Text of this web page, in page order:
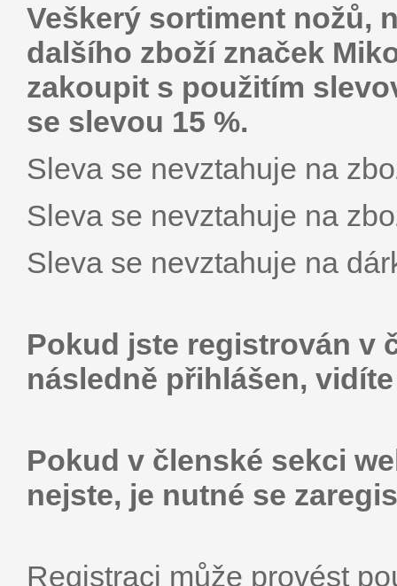
Veškerý sortiment nožů,
dalšího zboží značek
zakoupit s použitím
se slevou 15 %.
Sleva se nevztahuje na
Sleva se nevztahuje na
Sleva se nevztahuje na
Pokud jste registrován v
následně přihlášen,
Pokud v členské sekci
nejste, je nutné se
Registraci může provést